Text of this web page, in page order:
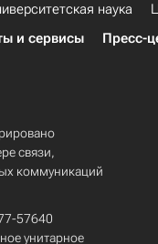
наука
и сервисы Пресс-
связи,
коммуникаций
57640
унитарное